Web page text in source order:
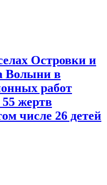
Островки и
Волыни в
работ
жертв
числе 26 детей